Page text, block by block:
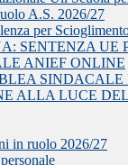
A.S. 2026/27
per
SENTENZA UE
ANIEF ONLINE
ALLA LUCE
in ruolo 2026/27